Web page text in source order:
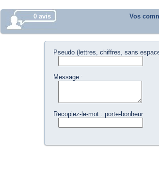
0 avis Vos
Pseudo (lettres, chiffres, sans
Message :
Recopiez-le-mot : porte-bonheur